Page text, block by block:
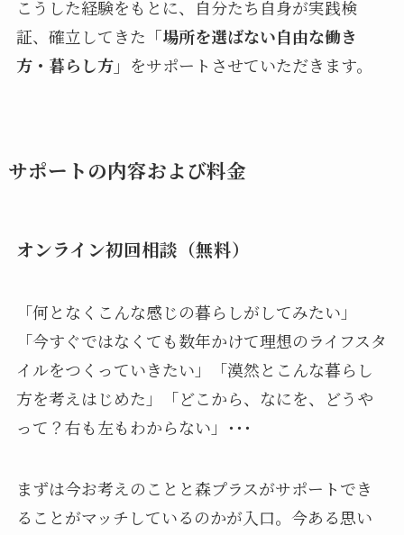
こうした経験をもとに、自分たち自身が実践検
証、確立してきた 「場所を選ばない自由な働き
方・暮らし方」 をサポートさせていただきます。
サポートの内容および料金
オンライン初回相談（無料）
「何となくこんな感じの暮らしがしてみたい」
「今すぐではなくても数年かけて理想のライフスタ
イルをつくっていきたい」「漠然とこんな暮らし
方を考えはじめた」「どこから、なにを、どうや
って？右も左もわからない」･･･
まずは今お考えのことと森プラスがサポートでき
ることがマッチしているのかが入口。今ある思い